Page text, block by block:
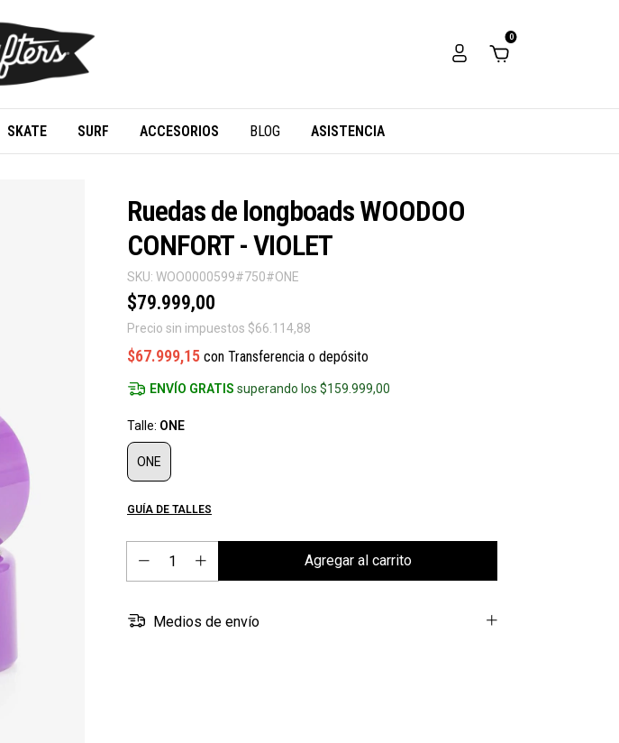
0
SKATE SURF ACCESORIOS BLOG ASISTENCIA
Ruedas de longboads WOODOO
CONFORT - VIOLET
SKU: WOO0000599#750#ONE
$79.999,00
Precio sin impuestos $66.114,88
$67.999,15 con Transferencia o depósito
ENVÍO GRATIS superando los$159.999,00
Talle: ONE
ONE
GUÍA DE TALLES
Medios de envío